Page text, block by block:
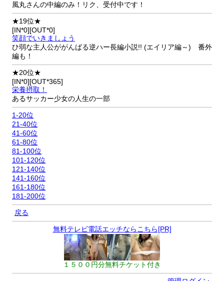
風丸さんの中編のみ！リク、受付中です！
★19位★
[IN*0][OUT*0]
笑顔でいきましょう
ひ弱な主人公ががんばる逆ハー長編小説!! (エイリア編～) 番外
編も！
★20位★
[IN*0][OUT*365]
栄養摂取！
あるサッカー少女の人生の一部
1-20位
21-40位
41-60位
61-80位
81-100位
101-120位
121-140位
141-160位
161-180位
181-200位
戻る
無料テレビ電話エッチならこちら[PR]
１５００円分無料チケット付き